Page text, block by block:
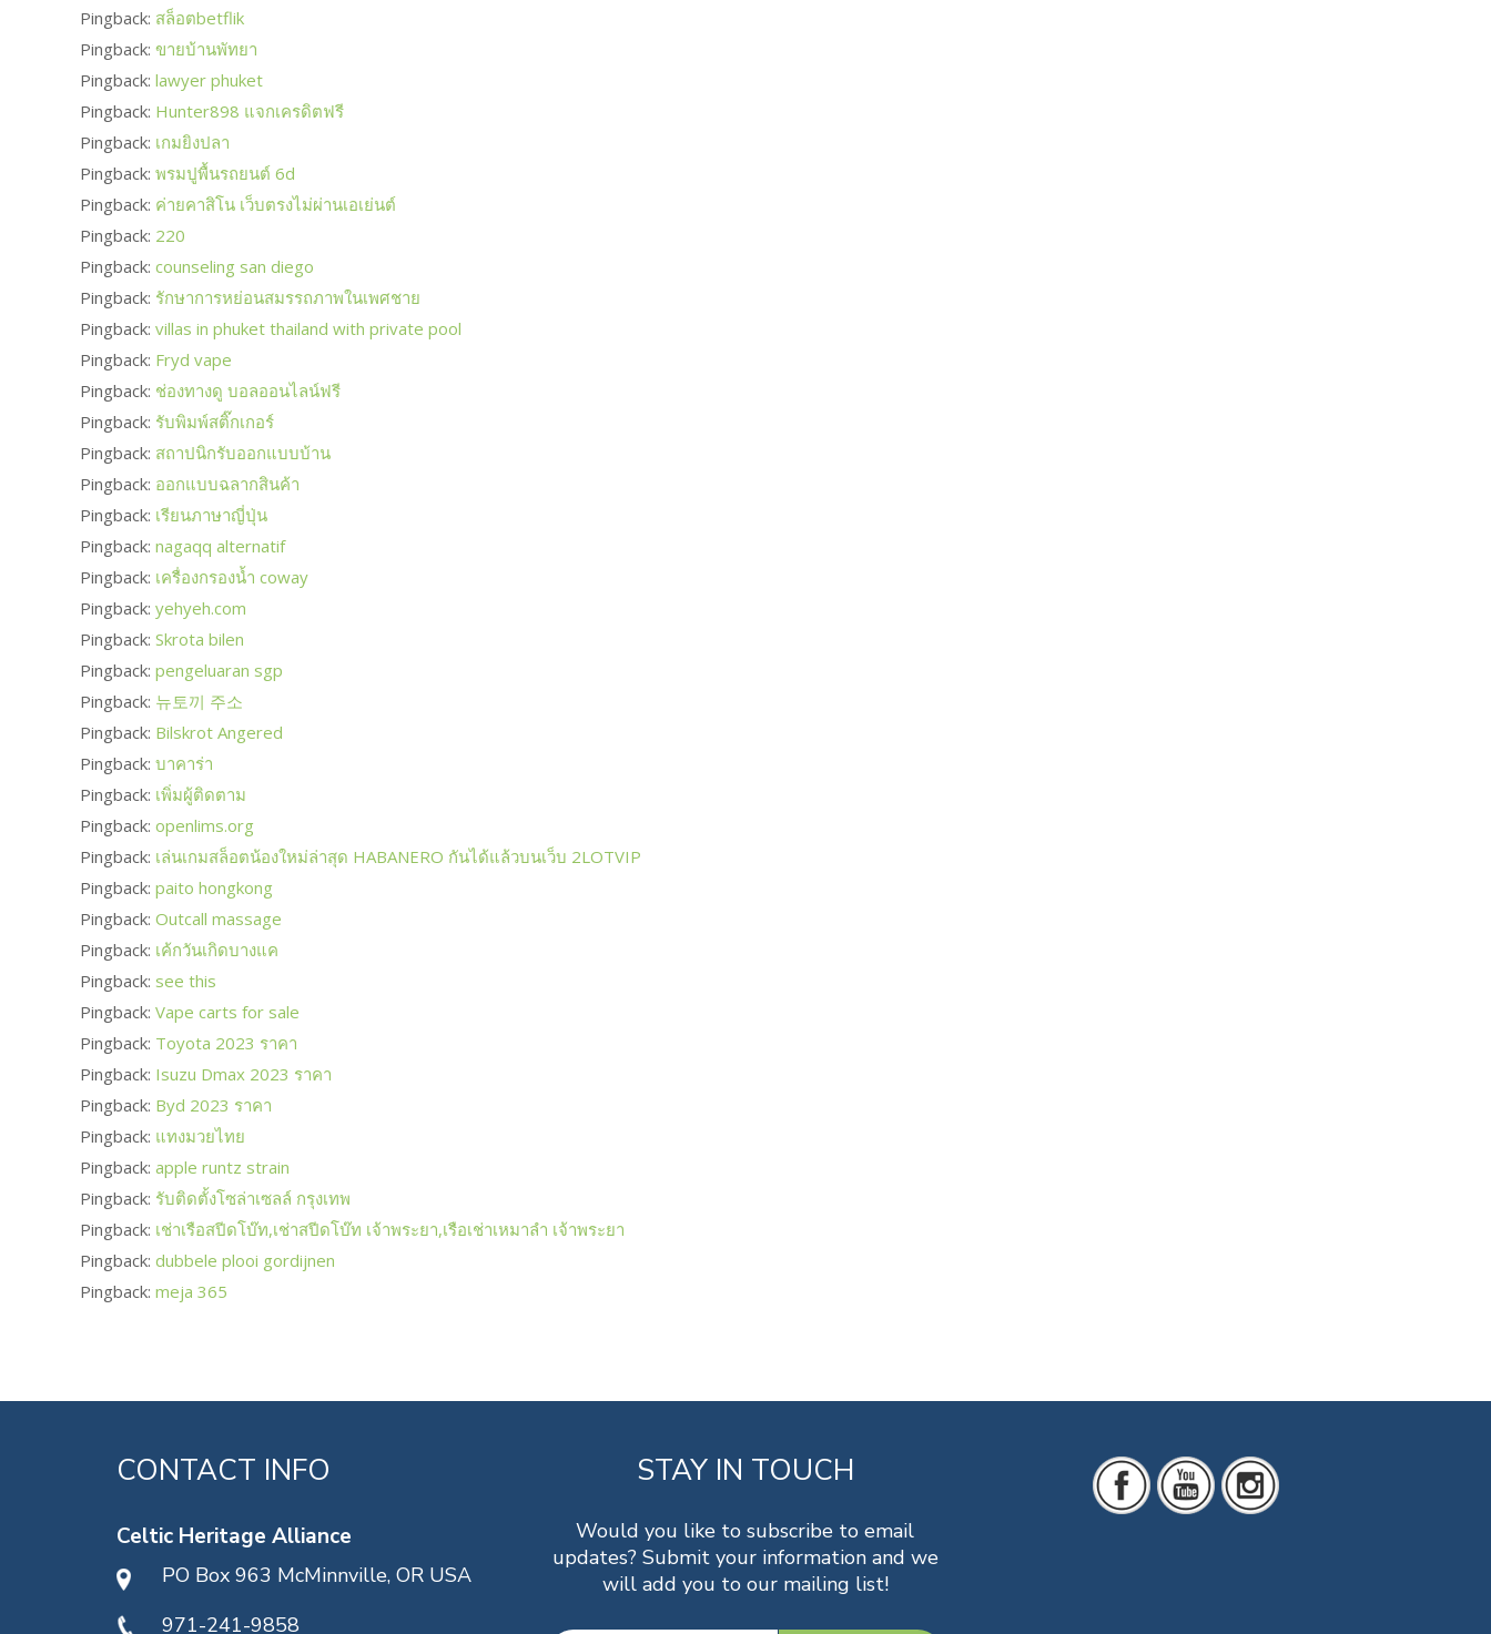
Pingback: สล็อตbetflik
Pingback: ขายบ้านพัทยา
Pingback: lawyer phuket
Pingback: Hunter898 แจกเครดิตฟรี
Pingback: เกมยิงปลา
Pingback: พรมปูพื้นรถยนต์ 6d
Pingback: ค่ายคาสิโน เว็บตรงไม่ผ่านเอเย่นต์
Pingback: 220
Pingback: counseling san diego
Pingback: รักษาการหย่อนสมรรถภาพในเพศชาย
Pingback: villas in phuket thailand with private pool
Pingback: Fryd vape
Pingback: ช่องทางดู บอลออนไลน์ฟรี
Pingback: รับพิมพ์สติ๊กเกอร์
Pingback: สถาปนิกรับออกแบบบ้าน
Pingback: ออกแบบฉลากสินค้า
Pingback: เรียนภาษาญี่ปุ่น
Pingback: nagaqq alternatif
Pingback: เครื่องกรองน้ำ coway
Pingback: yehyeh.com
Pingback: Skrota bilen
Pingback: pengeluaran sgp
Pingback: 뉴토끼 주소
Pingback: Bilskrot Angered
Pingback: บาคาร่า
Pingback: เพิ่มผู้ติดตาม
Pingback: openlims.org
Pingback: เล่นเกมสล็อตน้องใหม่ล่าสุด HABANERO กันได้แล้วบนเว็บ 2LOTVIP
Pingback: paito hongkong
Pingback: Outcall massage
Pingback: เค้กวันเกิดบางแค
Pingback: see this
Pingback: Vape carts for sale
Pingback: Toyota 2023 ราคา
Pingback: Isuzu Dmax 2023 ราคา
Pingback: Byd 2023 ราคา
Pingback: แทงมวยไทย
Pingback: apple runtz strain
Pingback: รับติดตั้งโซล่าเซลล์ กรุงเทพ
Pingback: เช่าเรือสปีดโบ๊ท,เช่าสปีดโบ๊ท เจ้าพระยา,เรือเช่าเหมาลํา เจ้าพระยา
Pingback: dubbele plooi gordijnen
Pingback: meja 365
CONTACT INFO
Celtic Heritage Alliance
PO Box 963 McMinnville, OR USA
971-241-9858
STAY IN TOUCH
Would you like to subscribe to email
updates? Submit your information and we
will add you to our mailing list!